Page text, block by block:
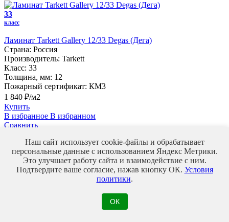
33
класс
Ламинат Tarkett Gallery 12/33 Degas (Дега)
Страна: Россия
Производитель: Tarkett
Класс: 33
Толщина, мм: 12
Пожарный сертификат: КМ3
1 840 ₽/м2
Купить
В избранное В избранном
Сравнить
33
Ламинат EGGER Classic 8/33 (фаска) EPL 287 Дуб Луара
Наш сайт использует cookie-файлы и обрабатывает
персональные данные с использованием Яндекс Метрики.
Это улучшает работу сайта и взаимодействие с ним.
Подтвердите ваше согласие, нажав кнопку ОК. Условия
политики.
ОК